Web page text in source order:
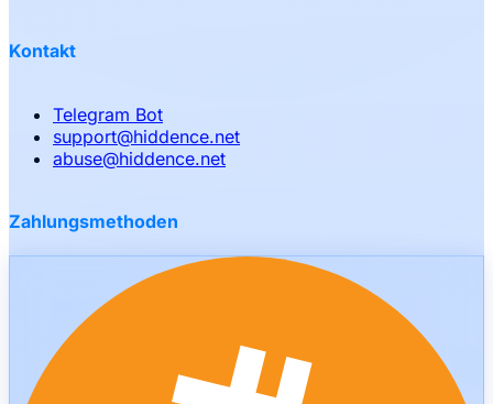
Kontakt
Telegram Bot
support@hiddence.net
abuse@hiddence.net
Zahlungsmethoden